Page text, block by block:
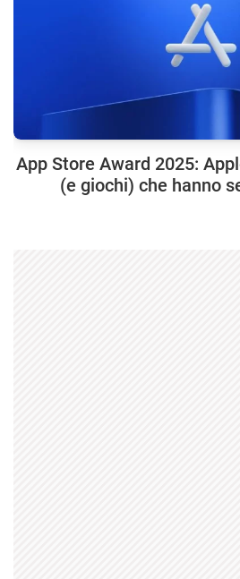
App Store Award 2025:
(e giochi) che hanno